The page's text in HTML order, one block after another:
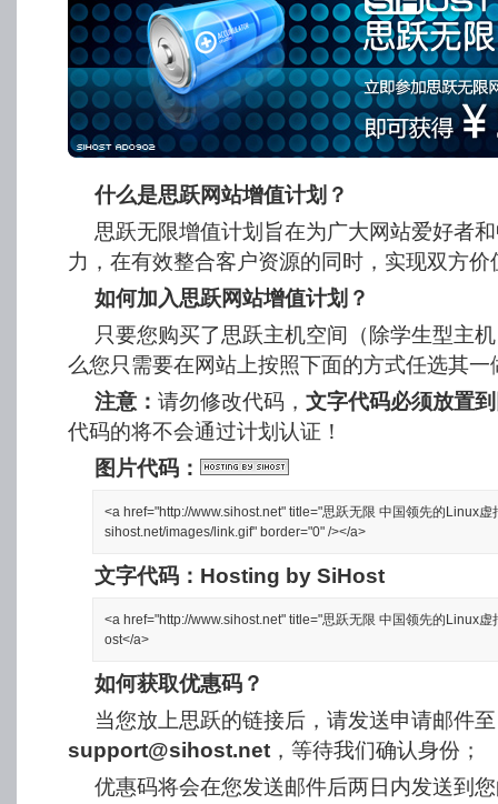
什么是思跃网站增值计划？
思跃无限增值计划旨在为广大网站爱好者
力，在有效整合客户资源的同时，实现双方价
如何加入思跃网站增值计划？
只要您购买了思跃主机空间（除学生型主
么您只需要在网站上按照下面的方式任选其一
注意： 请勿修改代码， 文字代码必须放置
代码的将不会通过计划认证！
图片代码：
<a href="http://www.sihost.net" title="思跃无限 中国领先的Linux虚
sihost.net/images/link.gif" border="0" /></a>
文字代码： Hosting by SiHost
<a href="http://www.sihost.net" title="思跃无限 中国领先的Linux
ost</a>
如何获取优惠码？
当您放上思跃的链接后，请发送申请邮件至
support@sihost.net ，等待我们确认身份；
优惠码将会在您发送邮件后两日内发送到